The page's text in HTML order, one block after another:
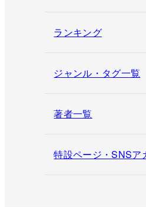
ランキング
ジャンル・タグ一覧
著者一覧
特設ページ・SNSア